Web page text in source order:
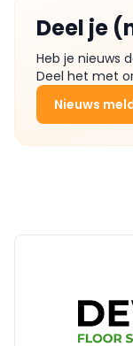
Deel je
Heb je nieuws
Deel het met
Nieuws